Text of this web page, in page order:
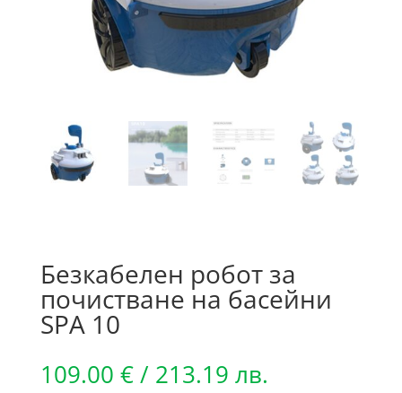
Безкабелен робот за
почистване на басейни
SPA 10
109.00 €/ 213.19 лв.